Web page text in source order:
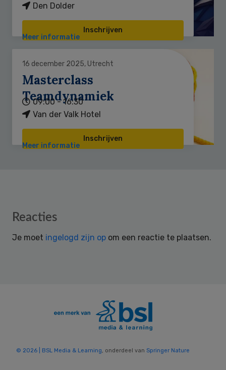
Den Dolder
Inschrijven
Meer informatie
16 december 2025, Utrecht
Masterclass
Teamdynamiek
09:00 - 16:30
Van der Valk Hotel
Inschrijven
Meer informatie
Reader
Reacties
Je moet ingelogd zijn op om een reactie te plaatsen.
© 2026 | BSL Media & Learning, onderdeel van Springer Nature